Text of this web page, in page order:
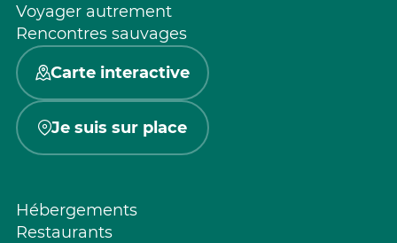
Voyager autrement
Rencontres sauvages
Carte interactive
Je suis sur place
Hébergements
Restaurants